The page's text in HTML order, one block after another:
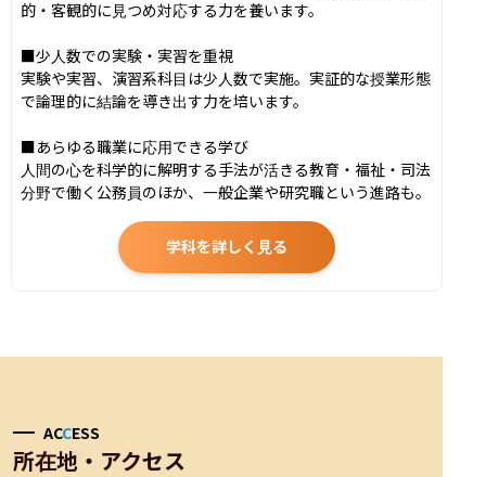
的・客観的に見つめ対応する力を養います。
■少人数での実験・実習を重視
実験や実習、演習系科目は少人数で実施。実証的な授業形態
で論理的に結論を導き出す力を培います。
■あらゆる職業に応用できる学び
人間の心を科学的に解明する手法が活きる教育・福祉・司法
分野で働く公務員のほか、一般企業や研究職という進路も。
学科を詳しく見る
ACCESS
所在地・アクセス